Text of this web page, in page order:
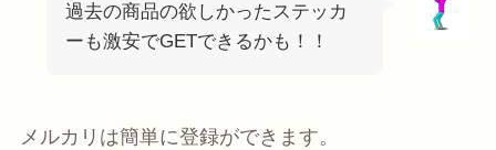
過去の商品の欲しかったステッカ
ーも激安でGETできるかも！！
メルカリは簡単に登録ができます。